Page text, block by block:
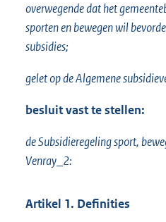
overwegende dat het
sporten en bewegen wil
subsidies;
gelet op de Algemene
besluit vast te stellen:
de Subsidieregeling sport,
Venray_2:
Artikel 1. Definities